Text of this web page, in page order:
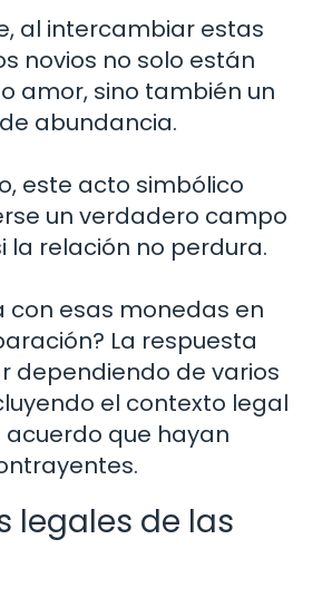
al intercambiar estas
novios no solo están
amor, sino también un
abundancia.
este acto simbólico
un verdadero campo
la relación no perdura.
con esas monedas en
La respuesta
dependiendo de varios
el contexto legal
acuerdo que hayan
legales de las